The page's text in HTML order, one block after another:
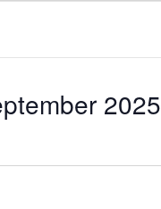
2025